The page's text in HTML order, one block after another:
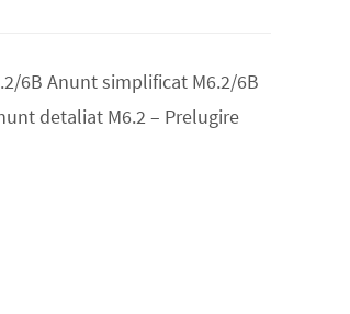
6B Anunt simplificat M6.2/6B
detaliat M6.2 – Prelugire